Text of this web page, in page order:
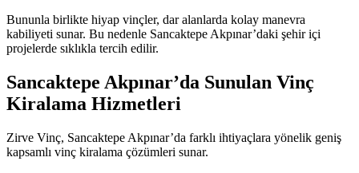
Bununla birlikte hiyap vinçler, dar alanlarda kolay manevra
kabiliyeti sunar. Bu nedenle Sancaktepe Akpınar’daki şehir içi
projelerde sıklıkla tercih edilir.
Sancaktepe Akpınar’da Sunulan Vinç
Kiralama Hizmetleri
Zirve Vinç, Sancaktepe Akpınar’da farklı ihtiyaçlara yönelik geniş
kapsamlı vinç kiralama çözümleri sunar.